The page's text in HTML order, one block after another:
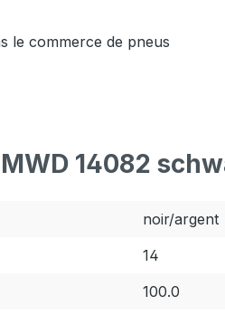
le commerce de pneus
14082
noir/argent
14
100.0